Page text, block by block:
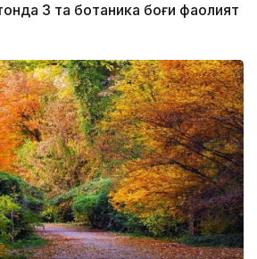
3 та ботаника боғи фаолият